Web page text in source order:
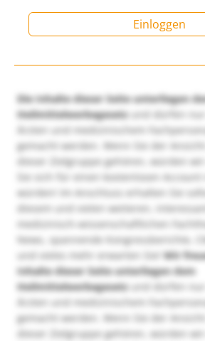
Einloggen
Die Inhalte dieser Seite unterliegen
Heilmittelwerbegesetzund dürfen nur
Ärzten und medizinischem
gemacht werden. Wenn Sie der
dieser Zielgruppe gehören, würden
Sie sich für einen kostenlosen Account
würden! Im Anschluss erhalten Sie
diesem und vielen weiteren,
medizinisch-wissenschaftlichen
News, spannende Kongressberichte,
und vieles mehr erwarten Sie!Wir
Inhalte dieser Seite unterliegen dem
Heilmittelwerbegesetzund dürfen nur
Ärzten und medizinischem
gemacht werden. Wenn Sie der
dieser Zielgruppe gehören, würden